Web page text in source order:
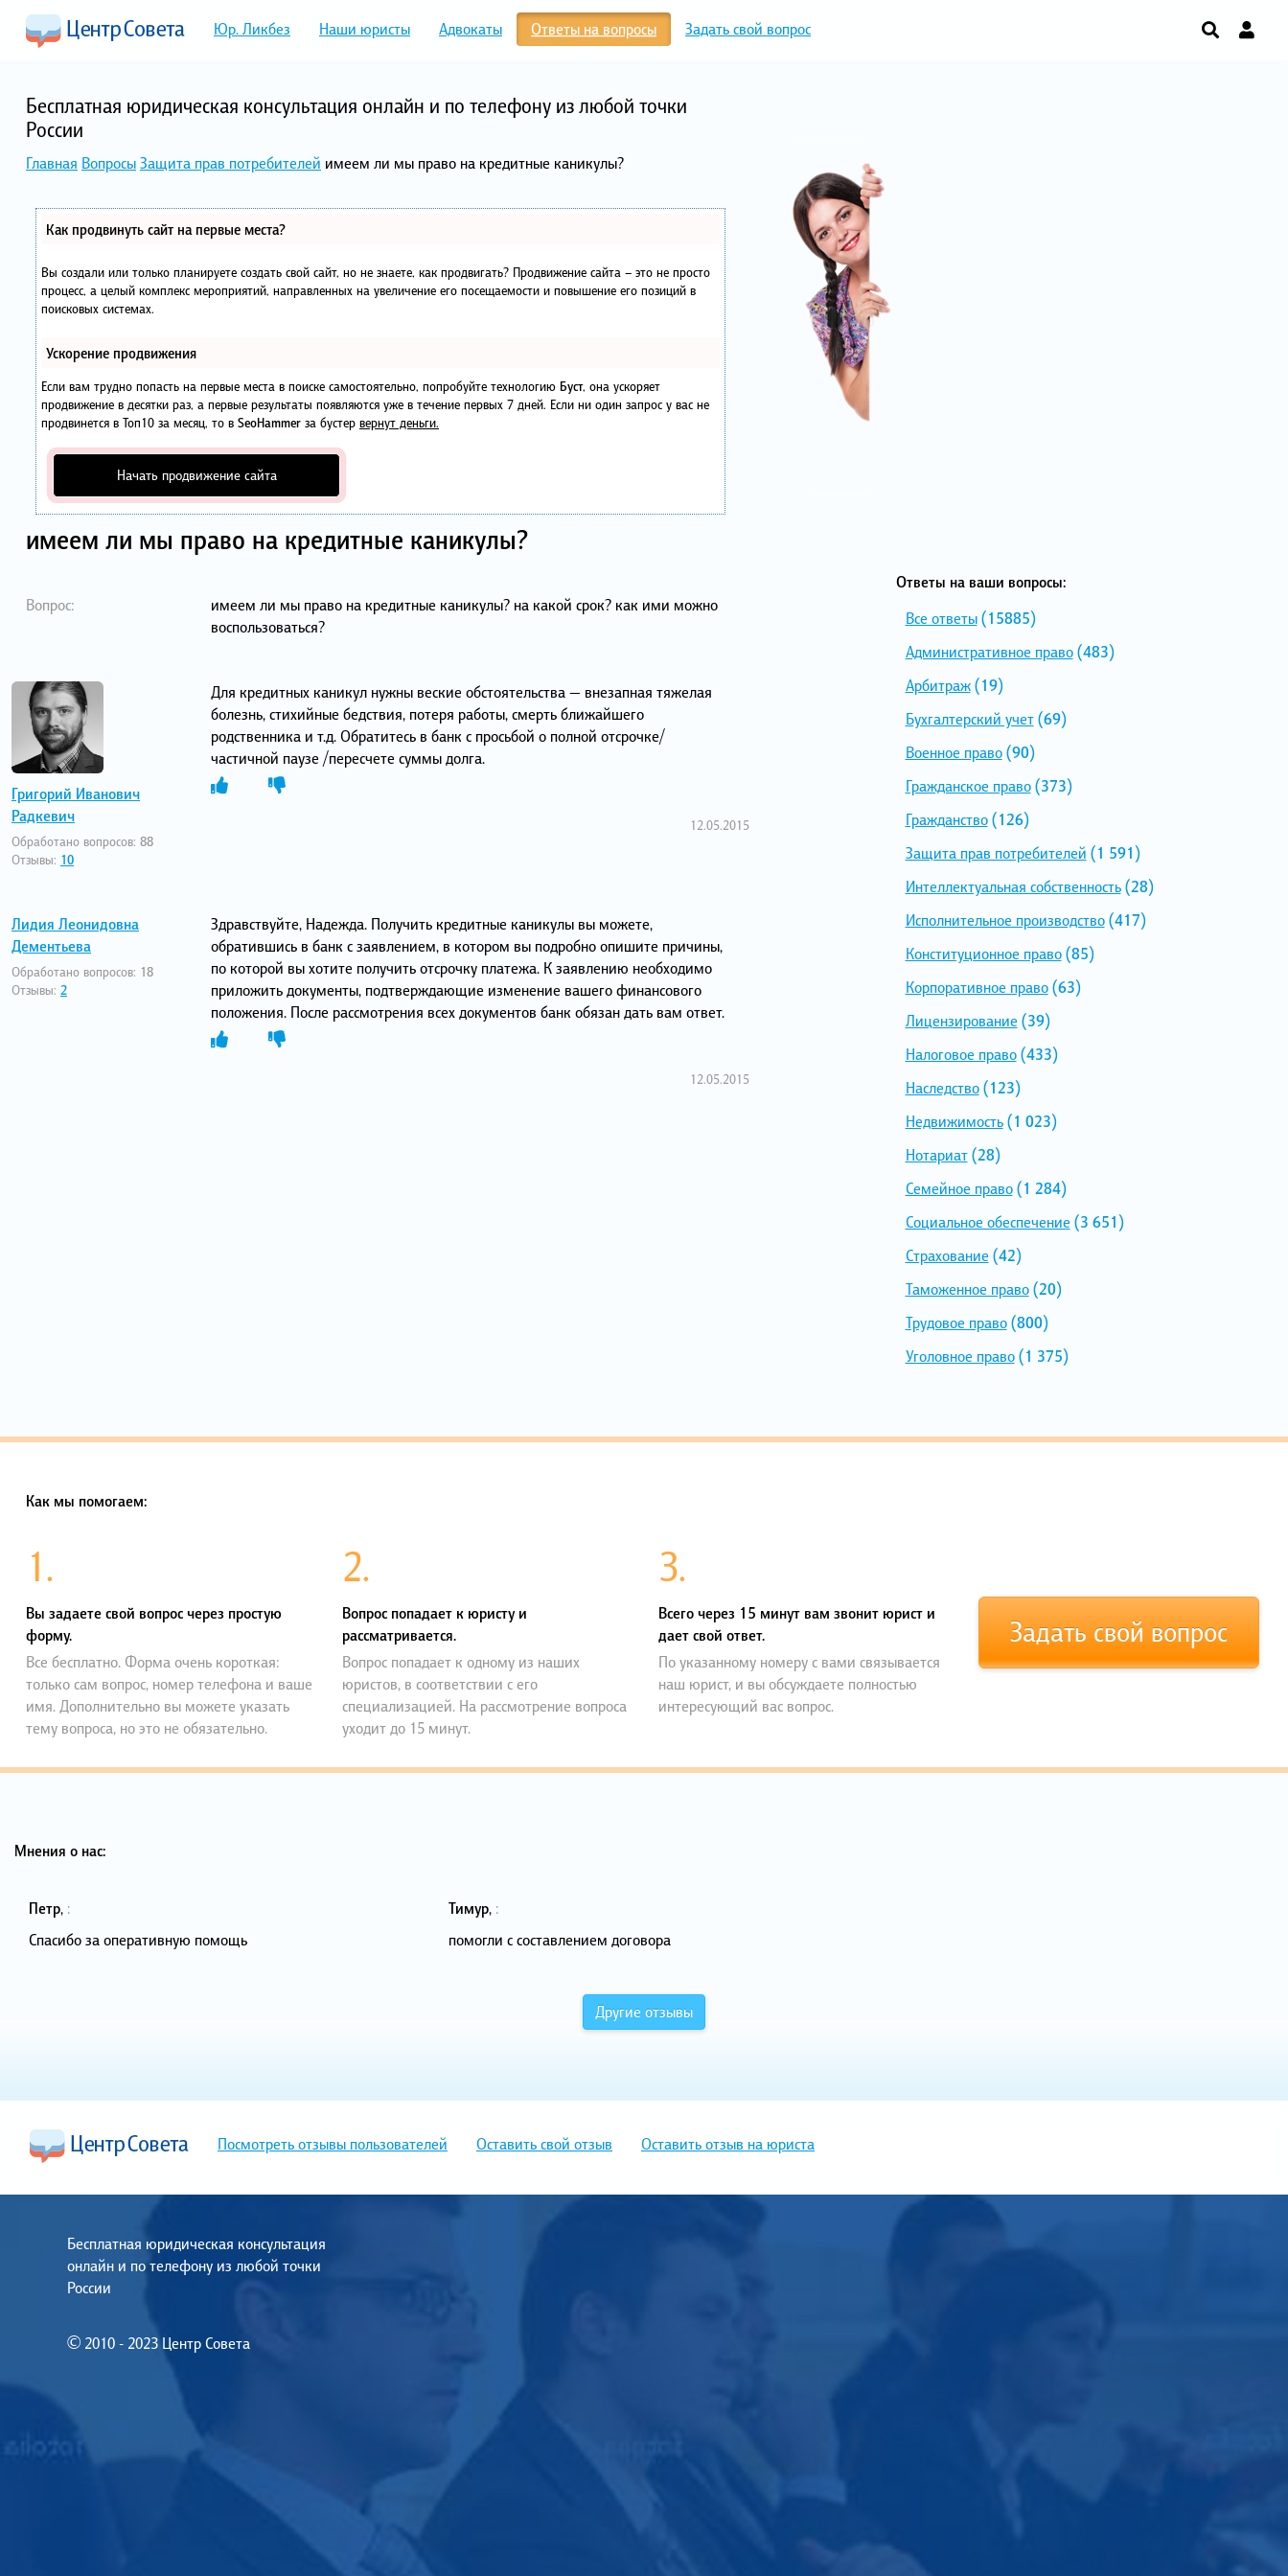
Юр. Ликбез Наши юристы Адвокаты Ответы на вопросы Задать свой вопрос
Бесплатная юридическая консультация онлайн и по телефону из любой точки
России
Главная ВопросыЗащита прав потребителей имеем ли мы право на кредитные каникулы?
Как продвинуть сайт на первые места?
Вы создали или только планируете создать свой сайт, но не знаете, как продвигать? Продвижение сайта – это не просто
процесс, а целый комплекс мероприятий, направленных на увеличение его посещаемости и повышение его позиций в
поисковых системах.
Ускорение продвижения
Если вам трудно попасть на первые места в поиске самостоятельно, попробуйте технологию Буст, она ускоряет
продвижение в десятки раз, а первые результаты появляются уже в течение первых 7 дней. Если ни один запрос у вас не
продвинется в Топ10 за месяц, то в SeoHammer за бустер вернут деньги.
Начать продвижение сайта
имеем ли мы право на кредитные каникулы?
Вопрос:
имеем ли мы право на кредитные каникулы? на какой срок? как ими можно
воспользоваться?
Григорий Иванович
Радкевич
Обработано вопросов: 88
Отзывы: 10
Для кредитных каникул нужны веские обстоятельства — внезапная тяжелая
болезнь, стихийные бедствия, потеря работы, смерть ближайшего
родственника и т.д. Обратитесь в банк с просьбой о полной отсрочке/
частичной паузе /пересчете суммы долга.
12.05.2015
Лидия Леонидовна
Дементьева
Обработано вопросов: 18
Отзывы: 2
Здравствуйте, Надежда. Получить кредитные каникулы вы можете,
обратившись в банк с заявлением, в котором вы подробно опишите причины,
по которой вы хотите получить отсрочку платежа. К заявлению необходимо
приложить документы, подтверждающие изменение вашего финансового
положения. После рассмотрения всех документов банк обязан дать вам ответ.
12.05.2015
Ответы на ваши вопросы:
Все ответы(15885)
Административное право(483)
Арбитраж(19)
Бухгалтерский учет(69)
Военное право(90)
Гражданское право(373)
Гражданство(126)
Защита прав потребителей (1 591)
Интеллектуальная собственность(28)
Исполнительное производство(417)
Конституционное право(85)
Корпоративное право(63)
Лицензирование (39)
Налоговое право(433)
Наследство(123)
Недвижимость(1 023)
Нотариат(28)
Семейное право(1 284)
Социальное обеспечение (3 651)
Страхование (42)
Таможенное право(20)
Трудовое право(800)
Уголовное право(1 375)
Как мы помогаем:
1.
Вы задаете свой вопрос через простую
форму.
Все бесплатно. Форма очень короткая:
только сам вопрос, номер телефона и ваше
имя. Дополнительно вы можете указать
тему вопроса, но это не обязательно.
2.
Вопрос попадает к юристу и
рассматривается.
Вопрос попадает к одному из наших
юристов, в соответствии с его
специализацией. На рассмотрение вопроса
уходит до 15 минут.
3.
Всего через 15 минут вам звонит юрист и
дает свой ответ.
По указанному номеру с вами связывается
наш юрист, и вы обсуждаете полностью
интересующий вас вопрос.
Задать свой вопрос
Мнения о нас:
Петр, :
Спасибо за оперативную помощь
Тимур, :
помогли с составлением договора
Другие отзывы
Посмотреть отзывы пользователей Оставить свой отзыв Оставить отзыв на юриста
Бесплатная юридическая консультация
онлайн и по телефону из любой точки
России
© 2010 - 2023 Центр Совета